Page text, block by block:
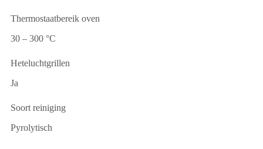
Thermostaatbereik oven
30 – 300 °C
Heteluchtgrillen
Ja
Soort reiniging
Pyrolytisch